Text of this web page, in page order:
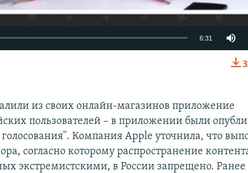
6:31
из своих онлайн-магазинов приложение
пользователей – в приложении были
Компания Apple уточнила, что
согласно которому распространение
экстремистскими, в России запрещено. Ранее